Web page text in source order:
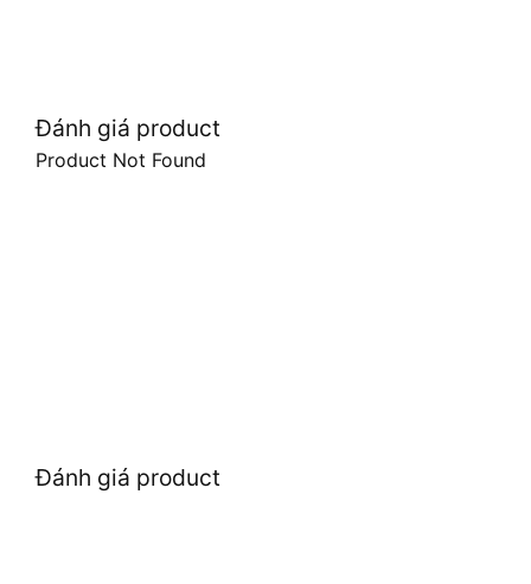
Đánh giá product
Product Not Found
Đánh giá product